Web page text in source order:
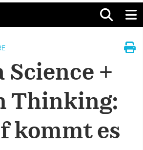
Science +
Thinking:
kommt es